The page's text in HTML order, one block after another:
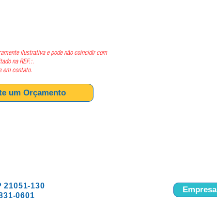
um Orçamento
ilustrativa e pode não coincidir com
na REF.:.
em contato.
21051-130
0601